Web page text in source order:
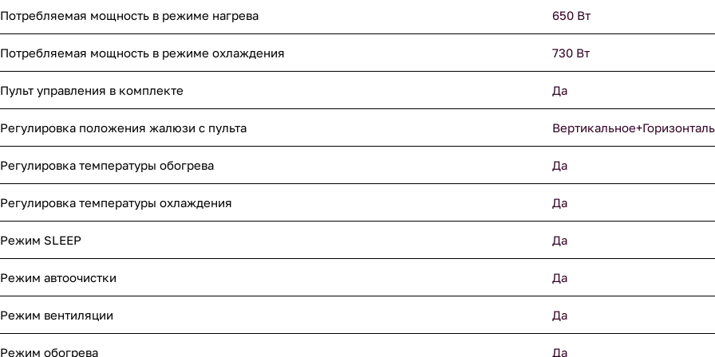
Потребляемая мощность в режиме нагрева 650 Вт
Потребляемая мощность в режиме охлаждения 730 Вт
Пульт управления в комплекте Да
Регулировка положения жалюзи с пульта
Регулировка температуры обогрева Да
Регулировка температуры охлаждения Да
Режим SLEEP Да
Режим автоочистки Да
Режим вентиляции Да
Режим обогрева Да